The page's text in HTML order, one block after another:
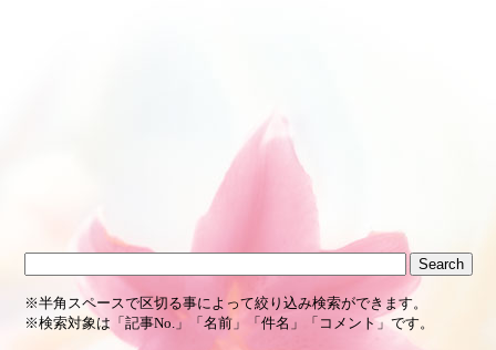
※半角スペースで区切る事によって絞り込み検索ができます。
※検索対象は「記事No.」「名前」「件名」「コメント」です。